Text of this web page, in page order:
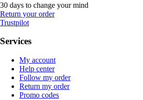
30 days to change your mind
Return your order
Trustpilot
Services
My account
Help center
Follow my order
Return my order
Promo codes